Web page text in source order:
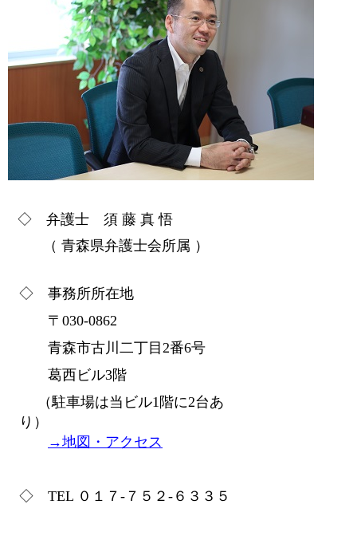
◇ 弁護士 須 藤 真 悟
（ 青森県弁護士会所属 ）
◇ 事務所所在地
〒030-0862
青森市古川二丁目2番6号
葛西ビル3階
（駐車場は当ビル1階に2台あ
り）
→地図・アクセス
◇ TEL ０１７-７５２-６３３５